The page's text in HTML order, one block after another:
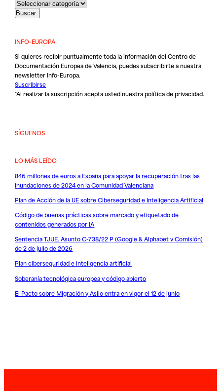
INFO-EUROPA
Si quieres recibir puntualmente toda la información del Centro de
Documentación Europea de Valencia, puedes subscribirte a nuestra
newsletter Info-Europa.
Suscribirse
*Al realizar la suscripción acepta usted nuestrapolítica de privacidad.
SÍGUENOS
LO MÁS LEÍDO
846 millones de euros a España para apoyar la recuperación tras las
inundaciones de 2024 en la Comunidad Valenciana
Plan de Acción de la UE sobre Ciberseguridad e Inteligencia Artificial
Código de buenas prácticas sobre marcado y etiquetado de
contenidos generados por IA
Sentencia TJUE. Asunto C-738/22 P (Google & Alphabet v Comisión)
de 2 de julio de 2026
Plan ciberseguridad e inteligencia artificial
Soberanía tecnológica europea y código abierto
El Pacto sobre Migración y Asilo entra en vigor el 12 de junio